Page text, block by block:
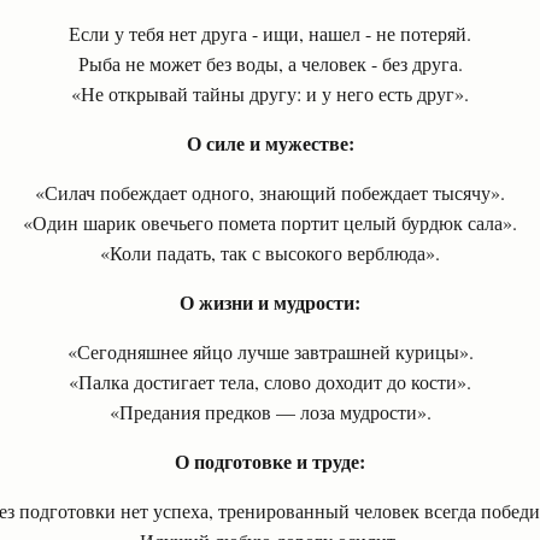
Если у тебя нет друга - ищи, нашел - не потеряй.
Рыба не может без воды, а человек - без друга.
«Не открывай тайны другу: и у него есть друг».
О силе и мужестве:
«Силач побеждает одного, знающий побеждает тысячу».
«Один шарик овечьего помета портит целый бурдюк сала».
«Коли падать, так с высокого верблюда».
О жизни и мудрости:
«Сегодняшнее яйцо лучше завтрашней курицы».
«Палка достигает тела, слово доходит до кости».
«Предания предков — лоза мудрости».
О подготовке и труде:
подготовки нет успеха, тренированный человек всегда